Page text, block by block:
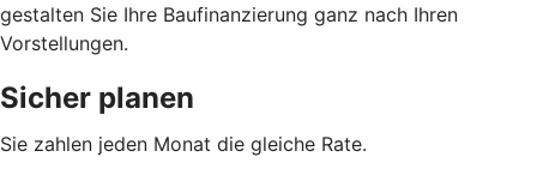
gestalten Sie Ihre Baufinanzierung ganz nach Ihren
Vorstellungen.
Sicher planen
Sie zahlen jeden Monat die gleiche Rate.